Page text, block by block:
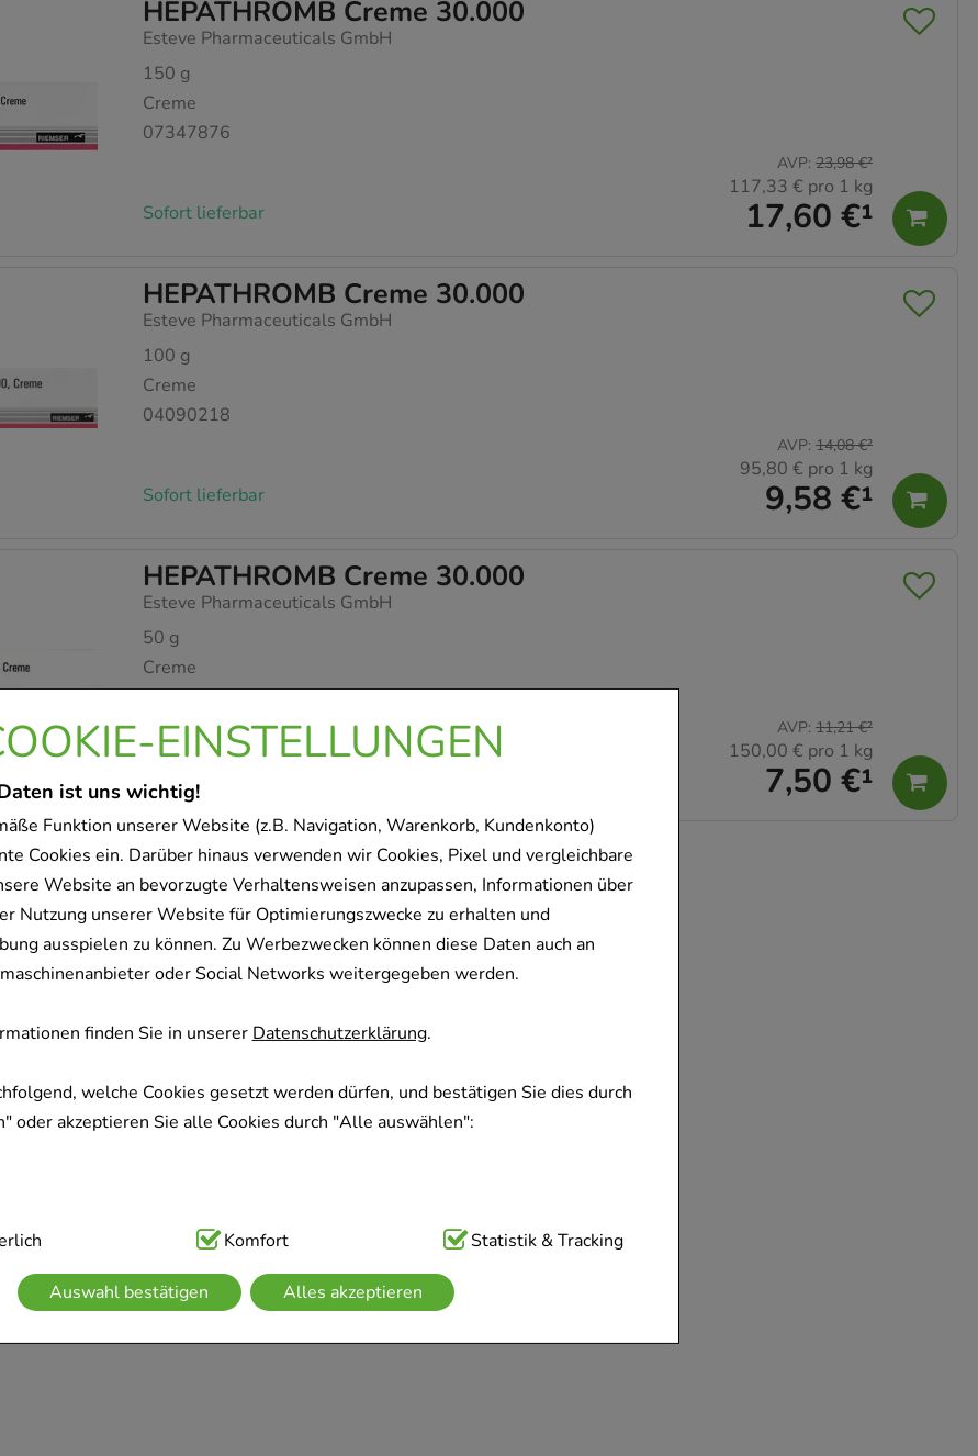
EINSTELLUNGEN
ist uns wichtig!
Funktion unserer Website (z.B. Navigation, Warenkorb, Kundenkonto)
Cookies ein. Darüber hinaus verwenden wir Cookies, Pixel und vergleichbare
Website an bevorzugte Verhaltensweisen anzupassen, Informationen über
Nutzung unserer Website für Optimierungszwecke zu erhalten und
ausspielen zu können. Zu Werbezwecken können diese Daten auch an
oder Social Networks weitergegeben werden.
finden Sie in unsererDatenschutzerklärung.
welche Cookies gesetzt werden dürfen, und bestätigen Sie dies durch
oder akzeptieren Sie alle Cookies durch "Alle auswählen":
Hierbei handelt es sich um Cookies, die für die Grundfunktionen unserer
(z.B. Navigation, Warenkorb, Kundenkonto), weshalb auf diese nicht
Komfort Statistik & Tracking
Auswahl bestätigen Alles akzeptieren
HEPATHROMB Creme 30.000
Esteve Pharmaceuticals GmbH
150 g
Creme
07347876
Sofort lieferbar 17,60 €¹
AVP: 23,98 €²
117,33 € pro 1 kg
HEPATHROMB Creme 30.000
Esteve Pharmaceuticals GmbH
100 g
Creme
04090218
Sofort lieferbar 9,58 €¹
AVP: 14,08 €²
95,80 € pro 1 kg
HEPATHROMB Creme 30.000
Esteve Pharmaceuticals GmbH
50 g
Creme
04909144
7,50 €¹
AVP: 11,21 €²
150,00 € pro 1 kg